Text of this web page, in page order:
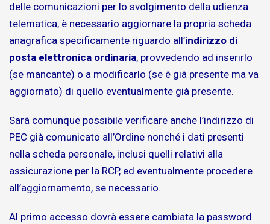
delle comunicazioni per lo svolgimento della udienza
telematica, è necessario aggiornare la propria scheda
anagrafica specificamente riguardo all’indirizzo di
posta elettronica ordinaria, provvedendo ad inserirlo
(se mancante) o a modificarlo (se è già presente ma va
aggiornato) di quello eventualmente già presente.
Sarà comunque possibile verificare anche l’indirizzo di
PEC già comunicato all’Ordine nonché i dati presenti
nella scheda personale, inclusi quelli relativi alla
assicurazione per la RCP, ed eventualmente procedere
all’aggiornamento, se necessario.
Al primo accesso dovrà essere cambiata la password